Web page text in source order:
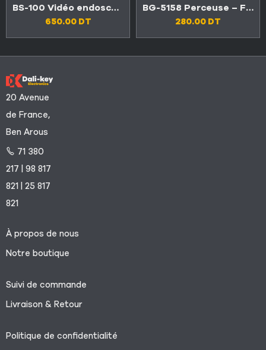
BS-100 Vidéo endoscope avec haute résolution pixel 960X240 LCD 3″
650.00 DT
BG-5158 Perceuse – Fraiseuse 240 W 16000rpm
280.00 DT
20 Avenue
de France,
Ben Arous
71 380
217 | 98 817
821 | 25 817
821
À propos de nous
Notre boutique
Suivi de commande
Livraison & Retour
Politique de confidentialité